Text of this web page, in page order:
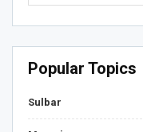
Popular Topics
Sulbar